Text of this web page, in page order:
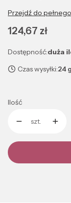
Przejdź do
Cena
124,67 zł
Dostępność:duża
Czas wysyłki:24
Ilość
szt.